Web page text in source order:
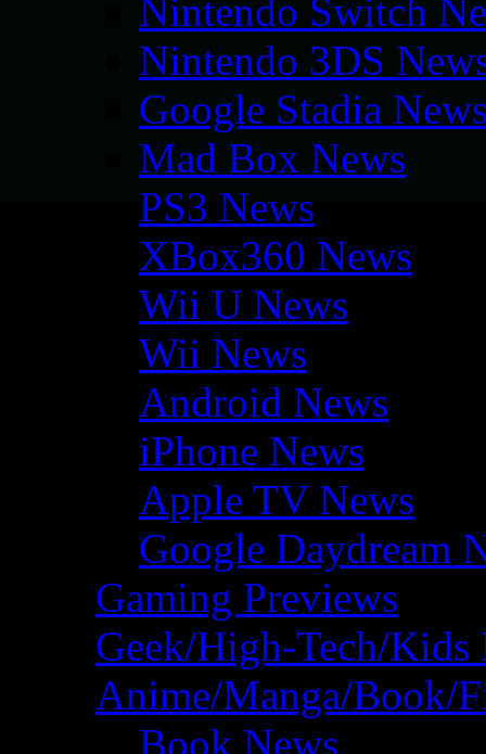
Nintendo Switch
Nintendo 3DS
Google Stadia
Mad Box News
PS3 News
XBox360 News
Wii U News
Wii News
Android News
iPhone News
Apple TV News
Google Daydream
Gaming Previews
Geek/High-Tech/Kids
Anime/Manga/Book/
Book News